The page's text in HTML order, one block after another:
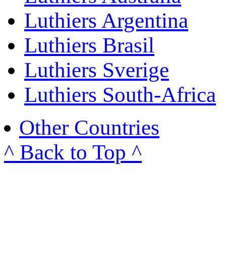
Luthiers Argentina
Luthiers Brasil
Luthiers Sverige
Luthiers South-Africa
Other Countries
^ Back to Top ^